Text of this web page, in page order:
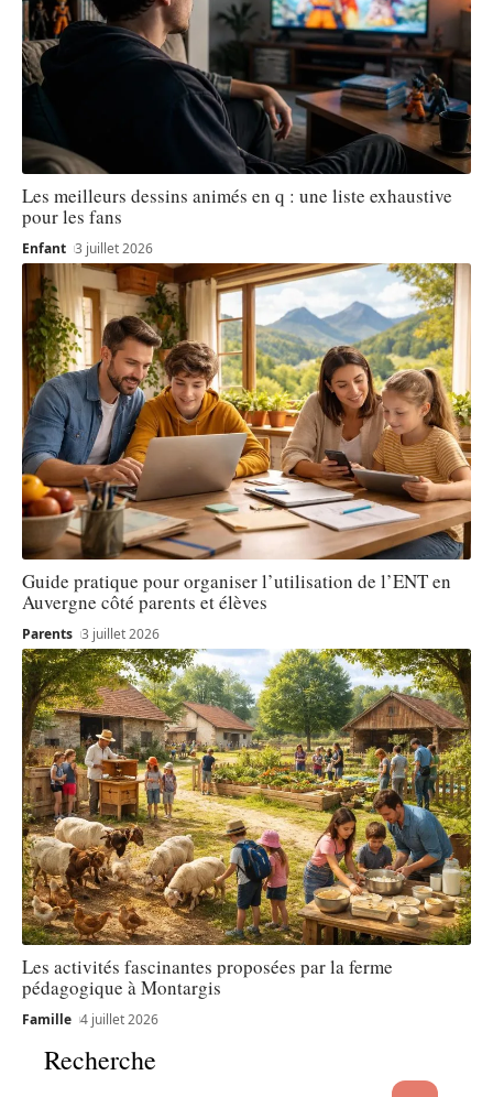
Les meilleurs dessins animés en q : une liste exhaustive
pour les fans
Enfant 3 juillet 2026
Guide pratique pour organiser l’utilisation de l’ENT en
Auvergne côté parents et élèves
Parents 3 juillet 2026
Les activités fascinantes proposées par la ferme
pédagogique à Montargis
Famille 4 juillet 2026
Recherche